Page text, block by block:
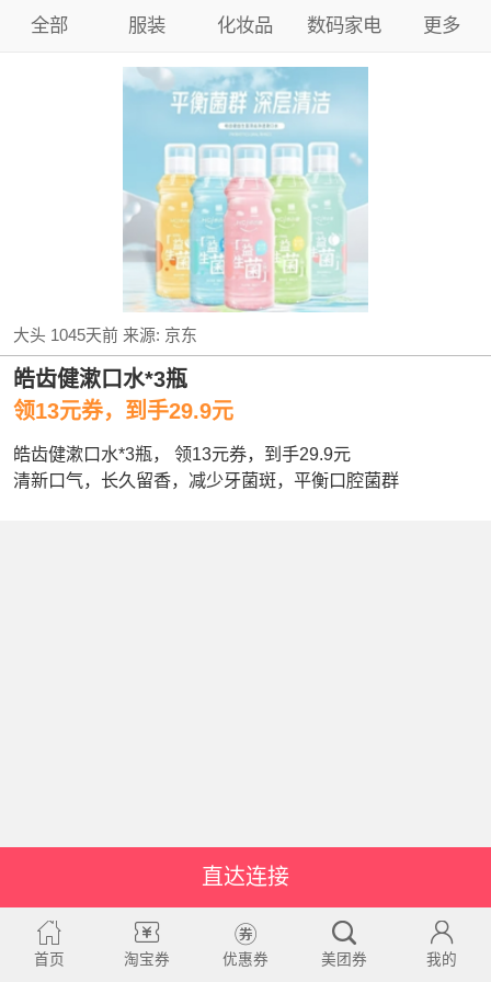
全部 服装 化妆品 数码家电 更多
大头 1045天前来源: 京东
皓齿健漱口水*3瓶
领13元券，到手29.9元
皓齿健漱口水*3瓶， 领13元券，到手29.9元
清新口气，长久留香，减少牙菌斑，平衡口腔菌群
直达连接
首页 淘宝券 优惠券 美团券 我的